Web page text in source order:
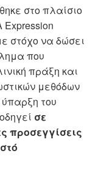
στο πλαίσιο
Expression
στόχο να δώσει
που
πράξη και
μεθόδων
του
σε
προσεγγίσεις